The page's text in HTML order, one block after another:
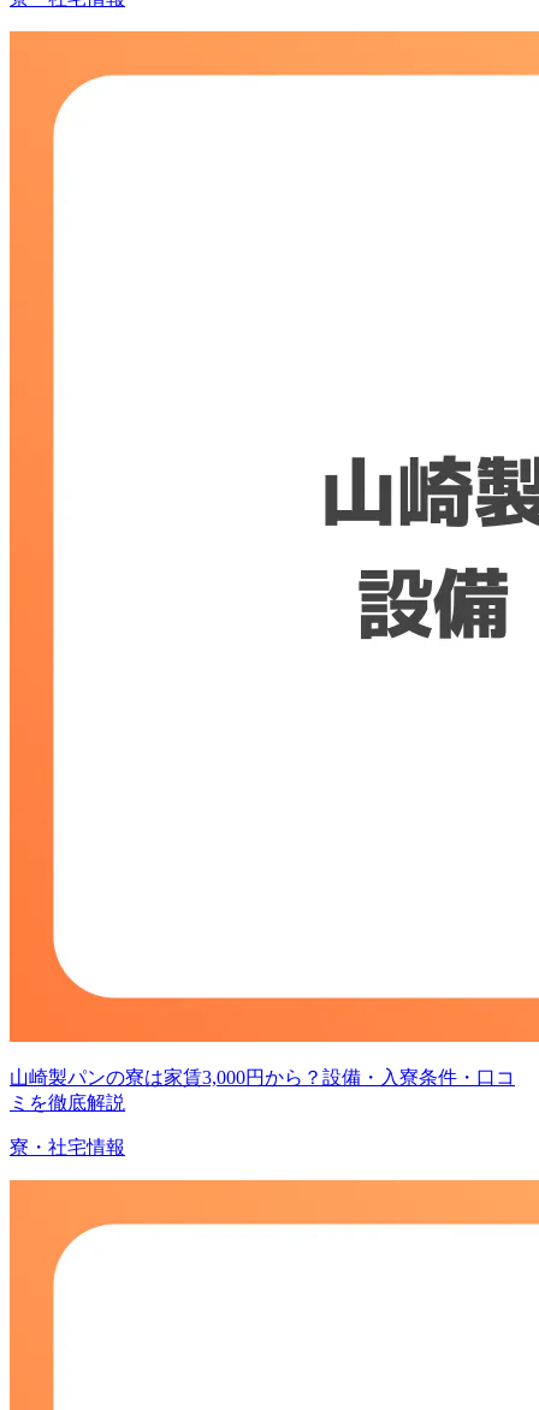
山崎製パンの寮は家賃3,000円から？設備・入寮条件・口コ
ミを徹底解説
寮・社宅情報